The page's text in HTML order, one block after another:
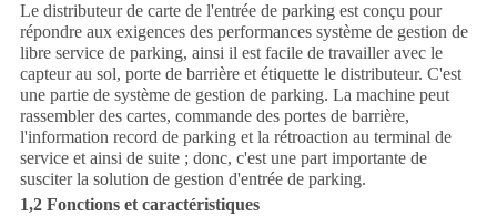
Le distributeur de carte de l'entrée de parking est conçu pour
répondre aux exigences des performances système de gestion de
libre service de parking, ainsi il est facile de travailler avec le
capteur au sol, porte de barrière et étiquette le distributeur. C'est
une partie de système de gestion de parking. La machine peut
rassembler des cartes, commande des portes de barrière,
l'information record de parking et la rétroaction au terminal de
service et ainsi de suite ; donc, c'est une part importante de
susciter la solution de gestion d'entrée de parking.
1,2 Fonctions et caractéristiques